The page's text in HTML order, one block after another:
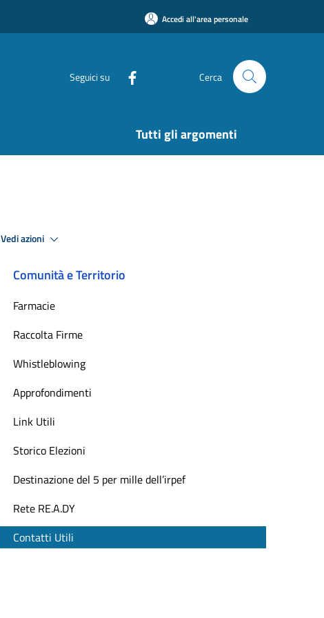
Accedi all'area personale
Seguici su Cerca
Tutti gli argomenti
Vedi azioni
Comunità e Territorio
Farmacie
Raccolta Firme
Whistleblowing
Approfondimenti
Link Utili
Storico Elezioni
Destinazione del 5 per mille dell’irpef
Rete RE.A.DY
Contatti Utili